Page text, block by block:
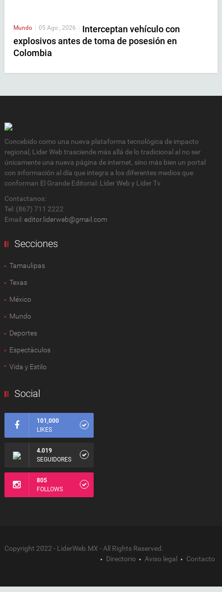
Mundo | 05 Ago , 2026 | Interceptan vehículo con
explosivos antes de toma de posesión en
Colombia
Concebido como una nueva plataforma tecnológica de impacto
regional, Lider Web trasciende más allá de lo tradicional al no ser
únicamente una nueva página de internet, sino más bien un portal
con información al día que integra a los diferentes medios que
conforman El Grande Editorial: Líder Web y Líder Tv
Contactanos:
Tel: (867) 711 2222
Email: editor.liderweb@gmail.com
Secciones
Tamaulipas
Texas
México
Mundo
Deportes
Espectàculos
Vida y Estilo
Social
101,000
LIKES
4.019
SEGUIDORES
805
FOLLOWS
Copyright 2022 - LiderWeb.MX - All Rights Reserved.
Directorio
Aviso legal Contacto